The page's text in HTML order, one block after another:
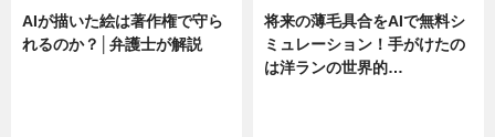
AIが描いた絵は著作権で守ら
れるのか？│弁護士が解説
将来の薄毛具合をAIで無料シ
ミュレーション！手がけたの
は洋ランの世界的…